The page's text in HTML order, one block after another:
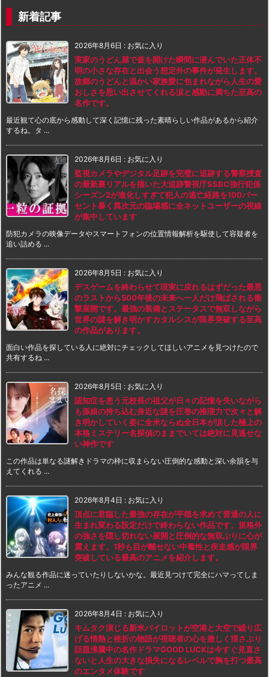
新着記事
2026年8月6日 : お気に入り
実家のうどん屋で釜を開けた瞬間に潜んでいた正体不
明の小さな存在と出会う想定外の事件が発生します。
故郷のうどんと温かい家族愛に包まれながら人生の愛
おしさを思い出させてくれる涙と感動に満ちた至高の
名作です。
最近観て心の底から感動して深く記憶に残った素晴らしい作品があるから紹介
するね。タ ...
2026年8月6日 : お気に入り
監視カメラやデジタル足跡を完璧に追跡する警察捜査
の最新裏リアルを描いた大追跡警視庁SSBC強行犯係
シーズン2が進化しすぎて犯人の逃亡経路を100パー
セント暴く異次元の臨場感に全ネットユーザーの視線
が集中しています
防犯カメラの映像データやスマートフォンの位置情報解析を駆使して容疑者を
追い詰める ...
2026年8月5日 : お気に入り
デスゲームを終わらせて現実に戻れるはずだった最悪
のラストから500年後の未来へ一人だけ飛ばされる衝
撃展開です。最強の装備とステータスで無双しながら
世界の謎を解き明かすカタルシスが限界突破する至高
の作品があります。
面白い作品を探している人に絶対にチェックしてほしいアニメを見つけたので
共有するね ...
2026年8月5日 : お気に入り
認知症を患う元校長の祖父が日々の記憶を失いながら
も孫娘の持ち込む身近な謎を圧巻の推理力で次々と解
き明かしていく姿に全米ならぬ全日本が涙した極上の
本格ミステリー名探偵のままでいては絶対に見逃せな
い神作です
この作品は単なる謎解きドラマの枠に収まらない圧倒的な感動と深い余韻を与
えてくれる ...
2026年8月4日 : お気に入り
頂点に君臨した最強の存在が平穏を求めて普通の人に
生まれ変わる設定だけで終わらない作品です。規格外
の強さを隠し切れない展開と圧倒的な無双ぶりに心が
震えます。1秒も目が離せない中毒性と疾走感が限界
突破している最高のアニメを紹介します。
みんな観る作品に迷っていたりしないかな。最近見つけて完全にハマってしま
ったアニメ ...
2026年8月4日 : お気に入り
キムタク演じる新米パイロットが空港と大空で繰り広
げる情熱と挫折の物語が視聴者の心を激しく揺さぶり
話題沸騰中の名作ドラマGOOD LUCKは今すぐ見直さ
ないと人生の大きな損失になるレベルで胸を打つ最高
のエンタメ体験です